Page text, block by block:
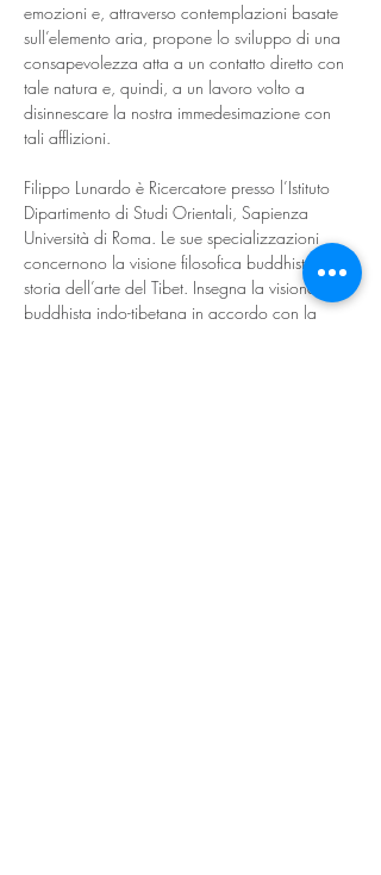
emozioni e, attraverso contemplazioni basate
sull’elemento aria, propone lo sviluppo di una
consapevolezza atta a un contatto diretto con
tale natura e, quindi, a un lavoro volto a
disinnescare la nostra immedesimazione con
tali afflizioni.
Filippo Lunardo è Ricercatore presso l’Istituto
Dipartimento di Studi Orientali, Sapienza
Università di Roma. Le sue specializzazioni
concernono la visione filosofica buddhista e la
storia dell’arte del Tibet. Insegna la visione
buddhista indo-tibetana in accordo con la